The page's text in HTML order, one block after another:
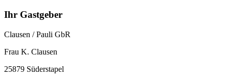
Ihr Gastgeber
Clausen / Pauli GbR
Frau K. Clausen
25879 Süderstapel